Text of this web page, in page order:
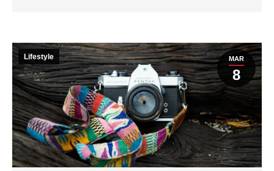
MAR
8
Lifestyle